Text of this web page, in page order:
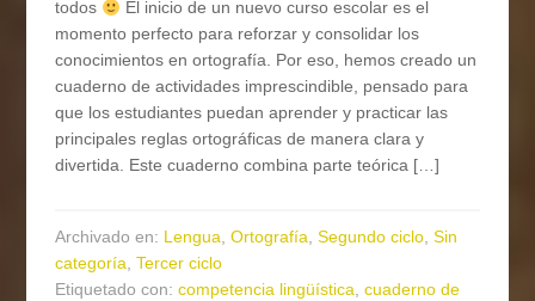
todos
El inicio de un nuevo curso escolar es el
momento perfecto para reforzar y consolidar los
conocimientos en ortografía. Por eso, hemos creado un
cuaderno de actividades imprescindible, pensado para
que los estudiantes puedan aprender y practicar las
principales reglas ortográficas de manera clara y
divertida. Este cuaderno combina parte teórica […]
Archivado en: Lengua,Ortografía,Segundo ciclo,Sin
categoría,Tercer ciclo
Etiquetado con:competencia lingüística,cuaderno de